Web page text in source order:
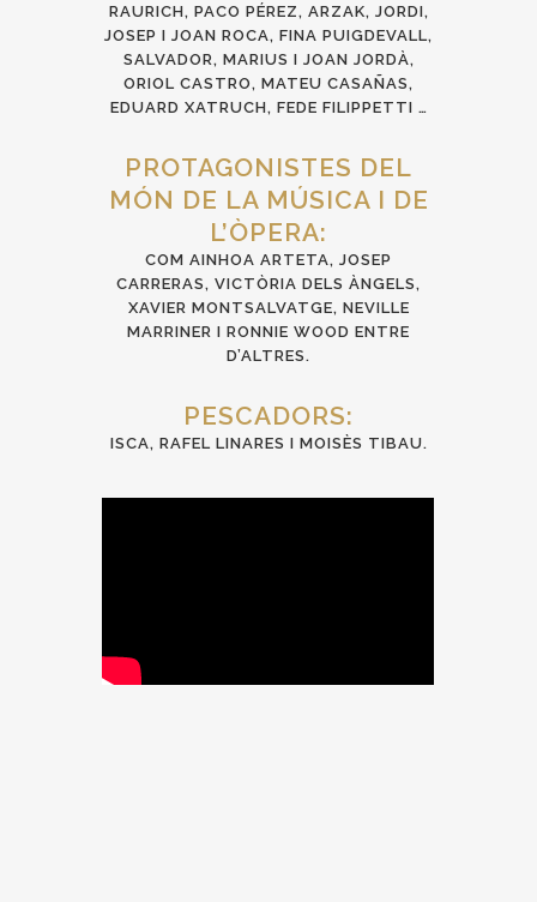
RAURICH, PACO PÉREZ, ARZAK, JORDI,
JOSEP I JOAN ROCA, FINA PUIGDEVALL,
SALVADOR, MARIUS I JOAN JORDÀ,
ORIOL CASTRO, MATEU CASAÑAS,
EDUARD XATRUCH, FEDE FILIPPETTI …
PROTAGONISTES DEL
MÓN DE LA MÚSICA I DE
L’ÒPERA:
COM AINHOA ARTETA, JOSEP
CARRERAS, VICTÒRIA DELS ÀNGELS,
XAVIER MONTSALVATGE, NEVILLE
MARRINER I RONNIE WOOD ENTRE
D’ALTRES.
PESCADORS:
ISCA, RAFEL LINARES I MOISÈS TIBAU.